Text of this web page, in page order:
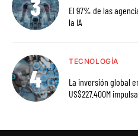
El 97% de las
la IA
TECNOLOGÍA
La inversión global
US$227.400M